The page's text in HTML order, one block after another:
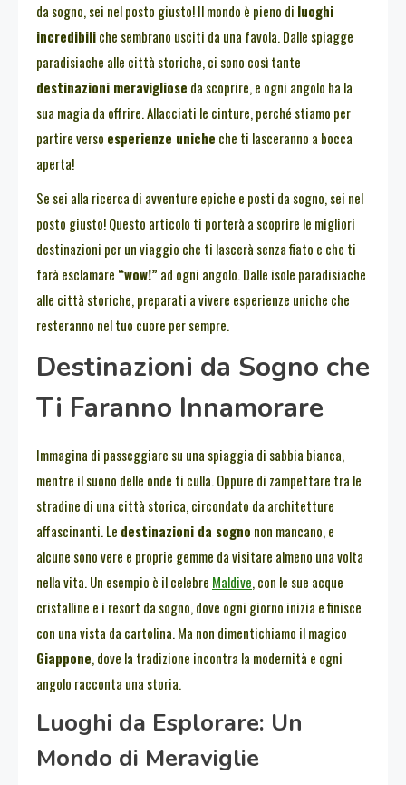
da sogno, sei nel posto giusto! Il mondo è pieno di luoghi
incredibiliche sembrano usciti da una favola. Dalle spiagge
paradisiache alle città storiche, ci sono così tante
destinazioni meravigliose da scoprire, e ogni angolo ha la
sua magia da offrire. Allacciati le cinture, perché stiamo per
partire verso esperienze uniche che ti lasceranno a bocca
aperta!
Se sei alla ricerca di avventure epiche e posti da sogno, sei nel
posto giusto! Questo articolo ti porterà a scoprire le migliori
destinazioni per un viaggio che ti lascerà senza fiato e che ti
farà esclamare “wow!” ad ogni angolo. Dalle isole paradisiache
alle città storiche, preparati a vivere esperienze uniche che
resteranno nel tuo cuore per sempre.
Destinazioni da Sogno che
Ti Faranno Innamorare
Immagina di passeggiare su una spiaggia di sabbia bianca,
mentre il suono delle onde ti culla. Oppure di zampettare tra le
stradine di una città storica, circondato da architetture
affascinanti. Le destinazioni da sogno non mancano, e
alcune sono vere e proprie gemme da visitare almeno una volta
nella vita. Un esempio è il celebre Maldive, con le sue acque
cristalline e i resort da sogno, dove ogni giorno inizia e finisce
con una vista da cartolina. Ma non dimentichiamo il magico
Giappone, dove la tradizione incontra la modernità e ogni
angolo racconta una storia.
Luoghi da Esplorare: Un
Mondo di Meraviglie